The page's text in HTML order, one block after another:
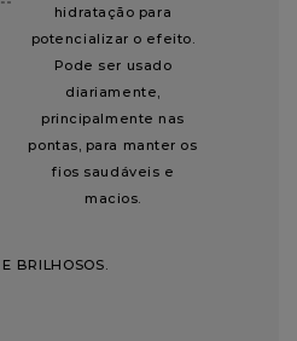
hidratação para
potencializar o efeito.
Pode ser usado
diariamente,
principalmente nas
pontas, para manter os
fios saudáveis e
macios.
BRILHOSOS.